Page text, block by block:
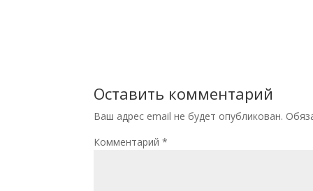
Оставить комментарий
Ваш адрес email не будет опубликован.
Комментарий*